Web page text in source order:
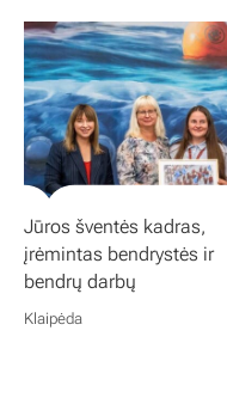
Jūros šventės kadras,
įrėmintas bendrystės ir
bendrų darbų
Klaipėda